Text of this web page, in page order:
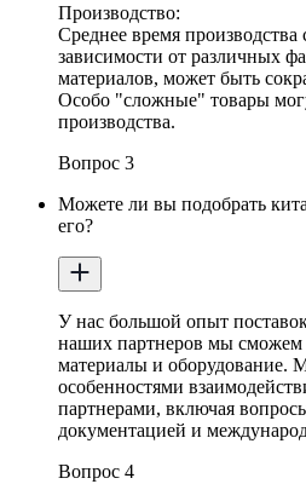
Производство:
Среднее время производства
зависимости от различных
материалов, может быть
Особо "cложные" товары
производства.
Вопрос 3
Можете ли вы подобрать
его?
У нас большой опыт
наших партнеров мы сможем
материалы и оборудование.
особенностями
партнерами, включая
документацией и
Вопрос 4